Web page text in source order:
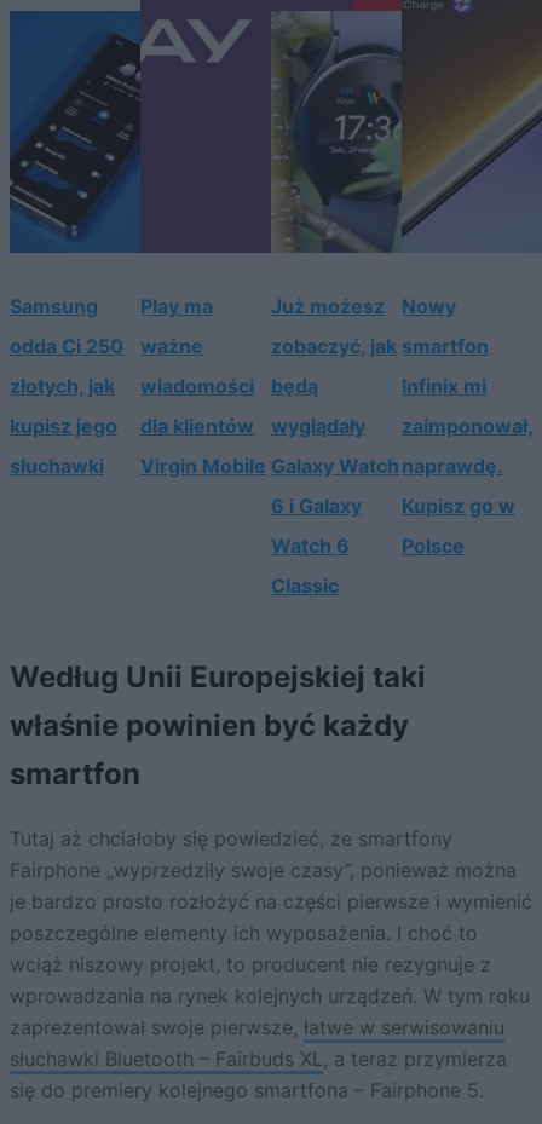
Samsung
odda Ci 250
złotych, jak
kupisz jego
słuchawki
Play ma
ważne
wiadomości
dla klientów
Virgin Mobile
Już możesz
zobaczyć, jak
będą
wyglądały
Galaxy Watch
6 i Galaxy
Watch 6
Classic
Nowy
smartfon
Infinix mi
zaimponował,
naprawdę.
Kupisz go w
Polsce
Według Unii Europejskiej taki
właśnie powinien być każdy
smartfon
Tutaj aż chciałoby się powiedzieć, że smartfony
Fairphone „wyprzedziły swoje czasy”, ponieważ można
je bardzo prosto rozłożyć na części pierwsze i wymienić
poszczególne elementy ich wyposażenia. I choć to
wciąż niszowy projekt, to producent nie rezygnuje z
wprowadzania na rynek kolejnych urządzeń. W tym roku
zaprezentował swoje pierwsze, łatwe w serwisowaniu
słuchawki Bluetooth – Fairbuds XL, a teraz przymierza
się do premiery kolejnego smartfona – Fairphone 5.